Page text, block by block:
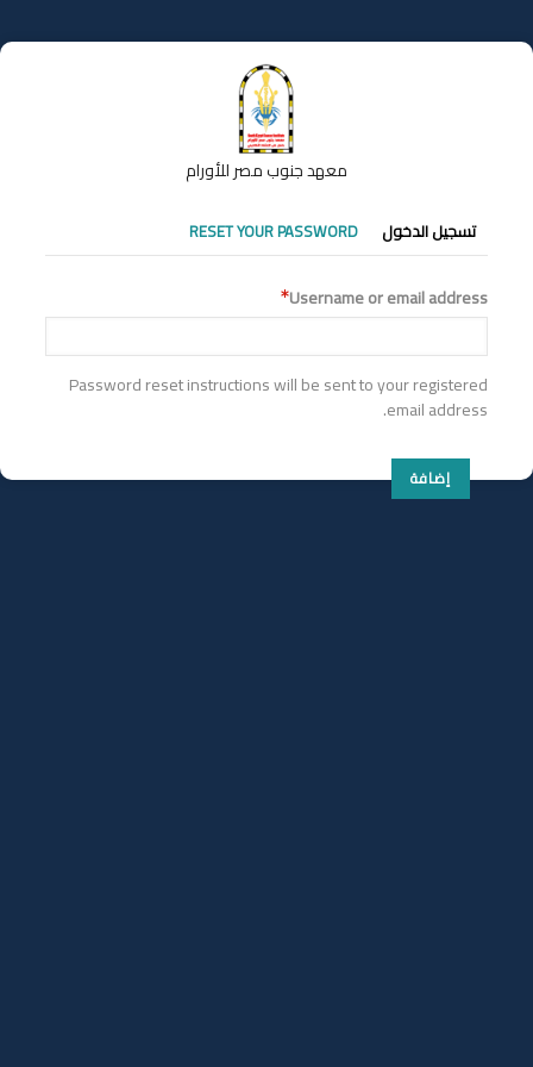
إلى
المحتوى
معهد جنوب مصر للأورام
التبويبات
الأساسية
تسجيل الدخول RESET YOUR PASSWORD
Username or email address
Password reset instructions will be sent to your registered
email address.